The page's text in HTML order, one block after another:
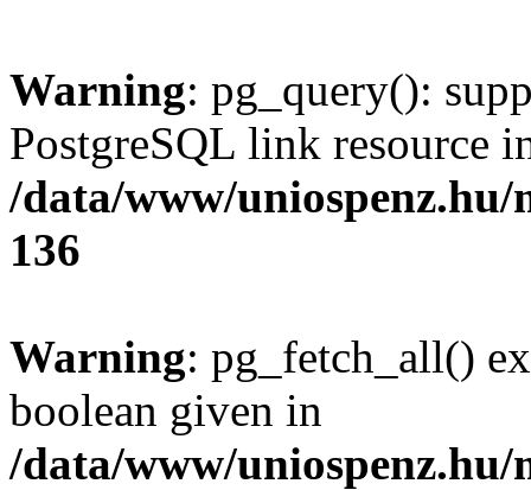
Warning: pg_query():
PostgreSQL link resource
/data/www/uniospenz.hu/
136
Warning: pg_fetch_all()
boolean given in
/data/www/uniospenz.hu/